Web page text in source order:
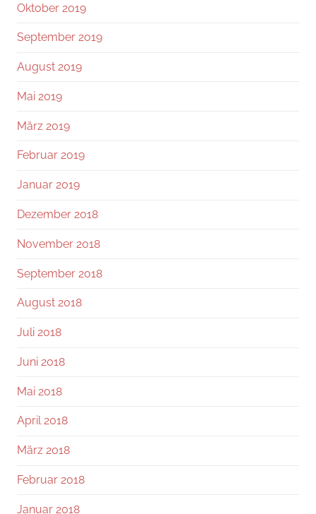
Oktober 2019
September 2019
August 2019
Mai 2019
März 2019
Februar 2019
Januar 2019
Dezember 2018
November 2018
September 2018
August 2018
Juli 2018
Juni 2018
Mai 2018
April 2018
März 2018
Februar 2018
Januar 2018